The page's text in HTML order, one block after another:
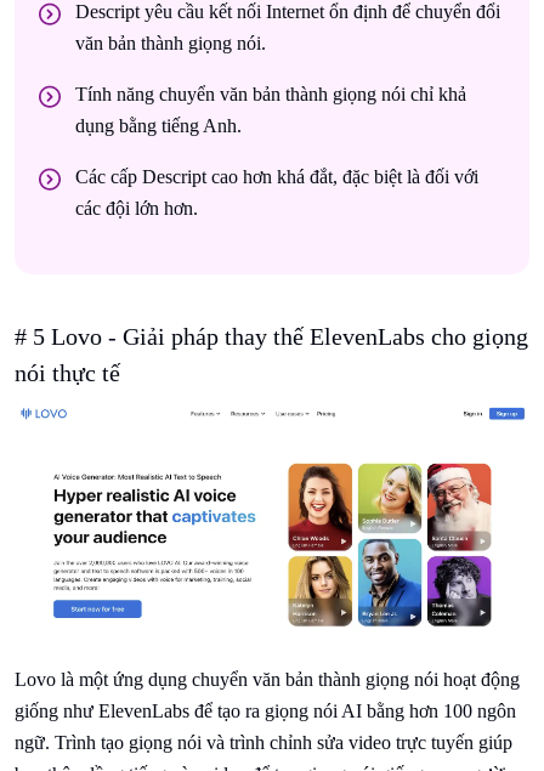
Descript yêu cầu kết nối Internet ổn định để chuyển đổi
văn bản thành giọng nói.
Tính năng chuyển văn bản thành giọng nói chỉ khả
dụng bằng tiếng Anh.
Các cấp Descript cao hơn khá đắt, đặc biệt là đối với
các đội lớn hơn.
# 5 Lovo - Giải pháp thay thế ElevenLabs cho giọng
nói thực tế
Lovo là một ứng dụng chuyển văn bản thành giọng nói hoạt động
giống như ElevenLabs để tạo ra giọng nói AI bằng hơn 100 ngôn
ngữ. Trình tạo giọng nói và trình chỉnh sửa video trực tuyến giúp